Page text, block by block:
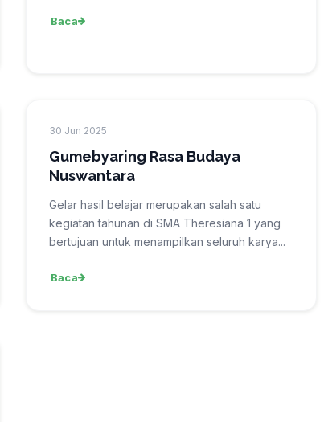
Baca
30 Jun 2025
Gumebyaring Rasa Budaya
Nuswantara
Gelar hasil belajar merupakan salah satu
kegiatan tahunan di SMA Theresiana 1 yang
bertujuan untuk menampilkan seluruh karya...
Baca